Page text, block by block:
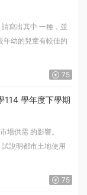
寫出其中 一種，並
年幼的兒童有較佳的
75
114 學年度下學期
場供需 的影響。
說明都市土地使用
75